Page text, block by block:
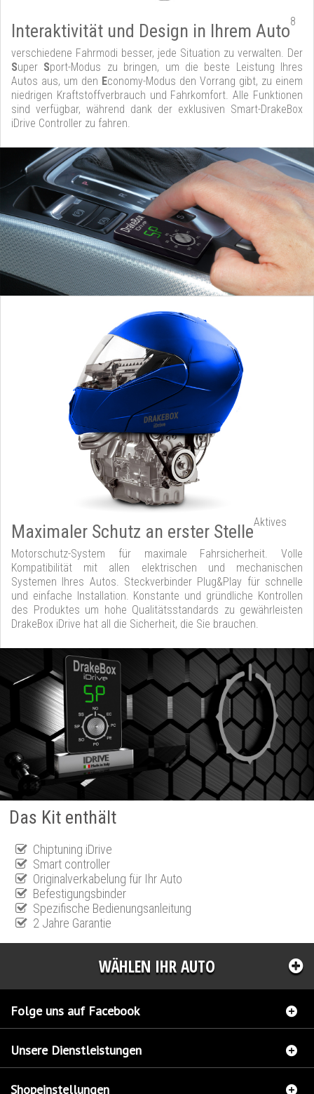
Interaktivität und Design in Ihrem Auto8
verschiedene Fahrmodi besser, jede Situation zu verwalten. Der
Super Sport-Modus zu bringen, um die beste Leistung Ihres
Autos aus, um den Economy-Modus den Vorrang gibt, zu einem
niedrigen Kraftstoffverbrauch und Fahrkomfort. Alle Funktionen
sind verfügbar, während dank der exklusiven Smart-DrakeBox
iDrive Controller zu fahren.
Maximaler Schutz an erster StelleAktives
Motorschutz-System für maximale Fahrsicherheit. Volle
Kompatibilität mit allen elektrischen und mechanischen
Systemen Ihres Autos. Steckverbinder Plug&Play für schnelle
und einfache Installation. Konstante und gründliche Kontrollen
des Produktes um hohe Qualitätsstandards zu gewährleisten
DrakeBox iDrive hat all die Sicherheit, die Sie brauchen.
Das Kit enthält
Chiptuning iDrive
Smart controller
Originalverkabelung für Ihr Auto
Befestigungsbinder
Spezifische Bedienungsanleitung
2 Jahre Garantie
WÄHLEN IHR AUTO
Folge uns auf Facebook
Unsere Dienstleistungen
Shopeinstellungen